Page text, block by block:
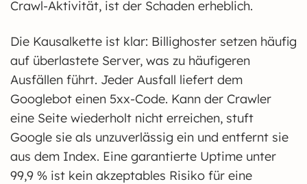
Crawl-Aktivität, ist der Schaden erheblich.
Die Kausalkette ist klar: Billighoster setzen häufig
auf überlastete Server, was zu häufigeren
Ausfällen führt. Jeder Ausfall liefert dem
Googlebot einen 5xx-Code. Kann der Crawler
eine Seite wiederholt nicht erreichen, stuft
Google sie als unzuverlässig ein und entfernt sie
aus dem Index. Eine garantierte Uptime unter
99,9 % ist kein akzeptables Risiko für eine